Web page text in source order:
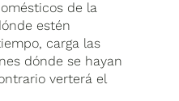
de la
estén
carga las
dónde se hayan
verterá el